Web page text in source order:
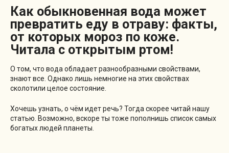
Как обыкновенная вода может
превратить еду в отраву: факты,
от которых мороз по коже.
Читала с открытым ртом!
О том, что вода обладает разнообразными свойствами,
знают все. Однако лишь немногие на этих свойствах
сколотили целое состояние.
Хочешь узнать, о чём идет речь? Тогда скорее читай нашу
статью. Возможно, вскоре ты тоже пополнишь список самых
богатых людей планеты.